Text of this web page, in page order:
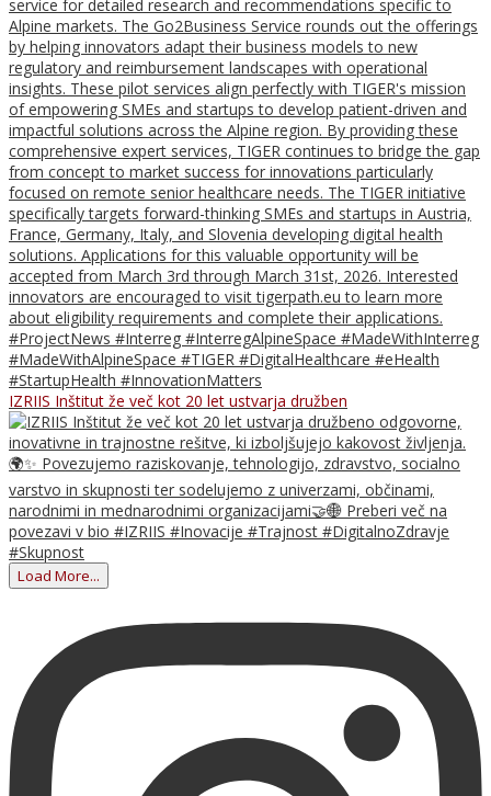
IZRIIS Inštitut že več kot 20 let ustvarja družben
Load More...